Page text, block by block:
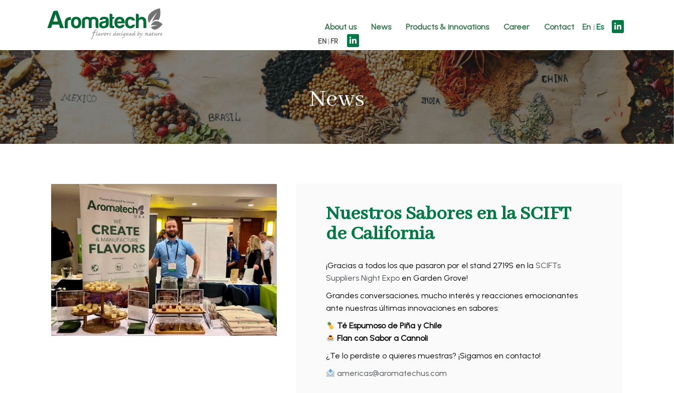
About us News Products & innovations Career Contact En Es
EN FR
News
Nuestros Sabores en la SCIFT
de California
¡Gracias a todos los que pasaron por el stand 2719S en la SCIFTs
Suppliers Night Expoen Garden Grove!
Grandes conversaciones, mucho interés y reacciones emocionantes
ante nuestras últimas innovaciones en sabores:
Té Espumoso de Piña y Chile
Flan con Sabor a Cannoli
¿Te lo perdiste o quieres muestras? ¡Sigamos en contacto!
americas@aromatechus.com